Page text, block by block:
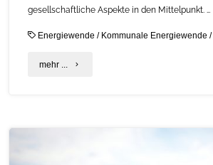
gesellschaftliche Aspekte in den Mittelpunkt. …
Energiewende / Kommunale Energiewende /
mehr ... "C.A.R.M.E.N.-